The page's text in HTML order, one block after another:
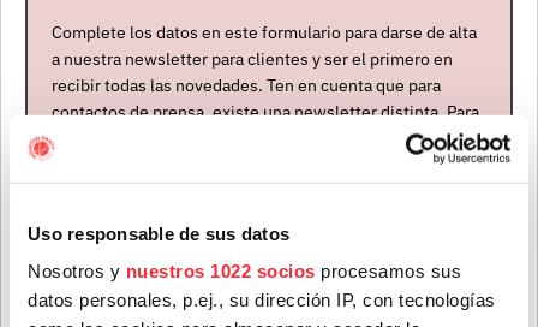
Uso responsable de sus datos
Nosotros y nuestros 1022 socios procesamos sus
datos personales, p.ej., su dirección IP, con tecnologías
Mapa del evento
Complete los datos en este formulario para darse de alta
a nuestra newsletter para clientes y ser el primero en
recibir todas las novedades. Ten en cuenta que para
contactos de prensa, existe una newsletter distinta. Para
formar parte de ella, envíanos un mensaje a
Apellidos